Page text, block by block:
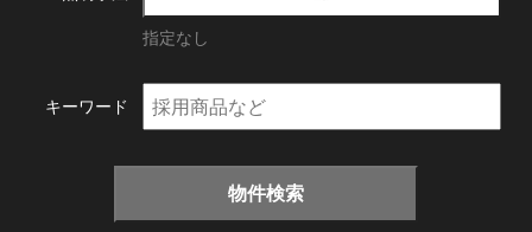
指定なし
キーワード
物件検索